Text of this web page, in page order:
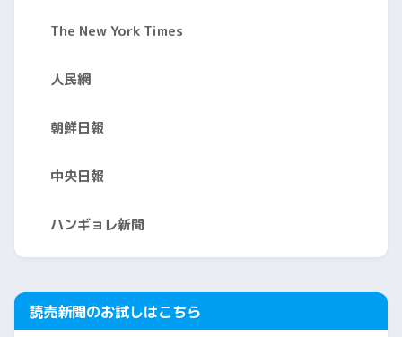
The New York Times
人民網
朝鮮日報
中央日報
ハンギョレ新聞
読売新聞のお試しはこちら